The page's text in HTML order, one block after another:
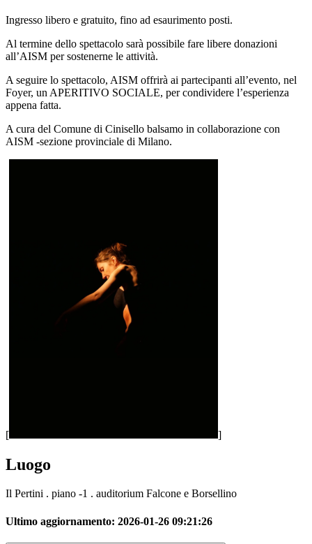
Ingresso libero e gratuito, fino ad esaurimento posti.
Al termine dello spettacolo sarà possibile fare libere donazioni
all’AISM per sostenerne le attività.
A seguire lo spettacolo, AISM offrirà ai partecipanti all’evento, nel
Foyer, un APERITIVO SOCIALE, per condividere l’esperienza
appena fatta.
A cura del Comune di Cinisello balsamo in collaborazione con
AISM -sezione provinciale di Milano.
[ ]
Luogo
Il Pertini . piano -1 . auditorium Falcone e Borsellino
Ultimo aggiornamento: 2026-01-26 09:21:26